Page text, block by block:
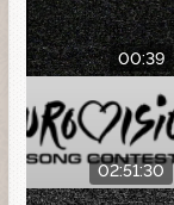
00:39
02:51:30